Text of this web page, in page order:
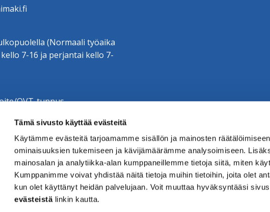
Tämä sivusto käyttää evästeitä
Käytämme evästeitä tarjoamamme sisällön ja mainosten
ominaisuuksien tukemiseen ja kävijämäärämme analysoimiseen.
mainosalan ja analytiikka-alan kumppaneillemme tietoja siitä, miten
Kumppanimme voivat yhdistää näitä tietoja muihin tietoihin, joita olet
kun olet käyttänyt heidän palvelujaan. Voit muuttaa hyväksyntääsi
evästeistä linkin kautta.
(Normaali työaika
7-16 ja perjantai kello 7-
OVT-tunnus
CGI Oy, 003703575029
tunnus 0152563-4